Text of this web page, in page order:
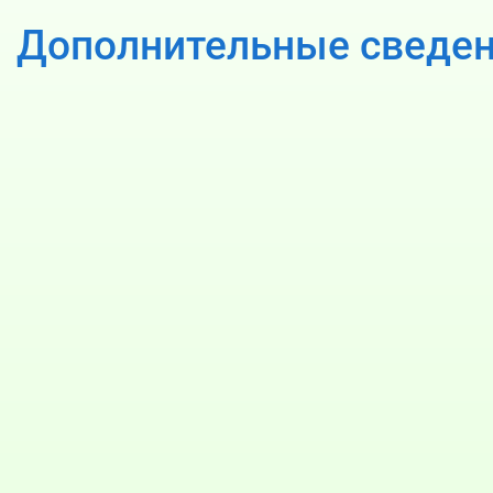
Дополнительные